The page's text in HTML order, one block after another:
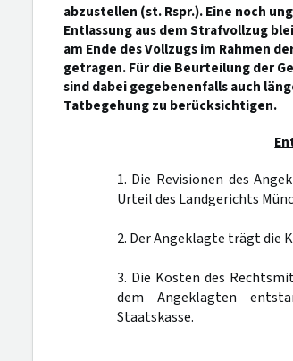
abzustellen (st. Rspr.). Eine noch
Entlassung aus dem Strafvollzug
am Ende des Vollzugs im Rahmen
getragen. Für die Beurteilung der
sind dabei gegebenenfalls auch
Tatbegehung zu berücksichtigen.
1. Die Revisionen des
Urteil des Landgerichts
2. Der Angeklagte trägt die
3. Die Kosten des
dem Angeklagten
Staatskasse.